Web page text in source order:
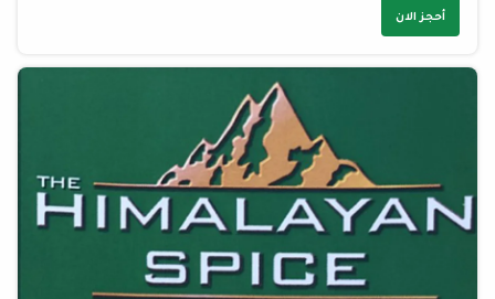
أحجز الان